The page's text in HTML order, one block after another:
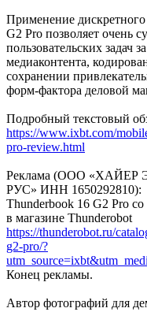
Применение
G2 Pro позволяет очень
пользовательских задач
медиаконтента,
сохранении
форм-фактора деловой
Подробный текстовый
https://www.ixbt.com/
pro-review.html
Реклама (ООО
РУС» ИНН 1650292810):
Thunderbook 16 G2 Pro
в магазине Thunderobot
https://thunderobot.ru/
g2-pro/?
Конец рекламы.
Автор фотографий для